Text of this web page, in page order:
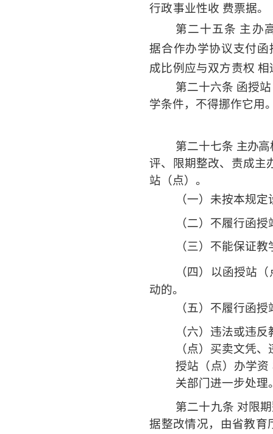
行政事业性收 费票据。
第二十五条 主办
据合作办学协议支付
成比例应与双方责权 相
第二十六条 函授
学条件，不得挪作它用
第二十七条 主办
评、限期整改、责成主
站（点）。
（一）未按本规
（二）不履行函
（三）不能保证
（四）以函授站
动的。
（五）不履行函
（六）违法或违
（点）买卖文凭
授站（点）办学资
关部门进一步处理
第二十九条 对限
据整改情况，由省教育